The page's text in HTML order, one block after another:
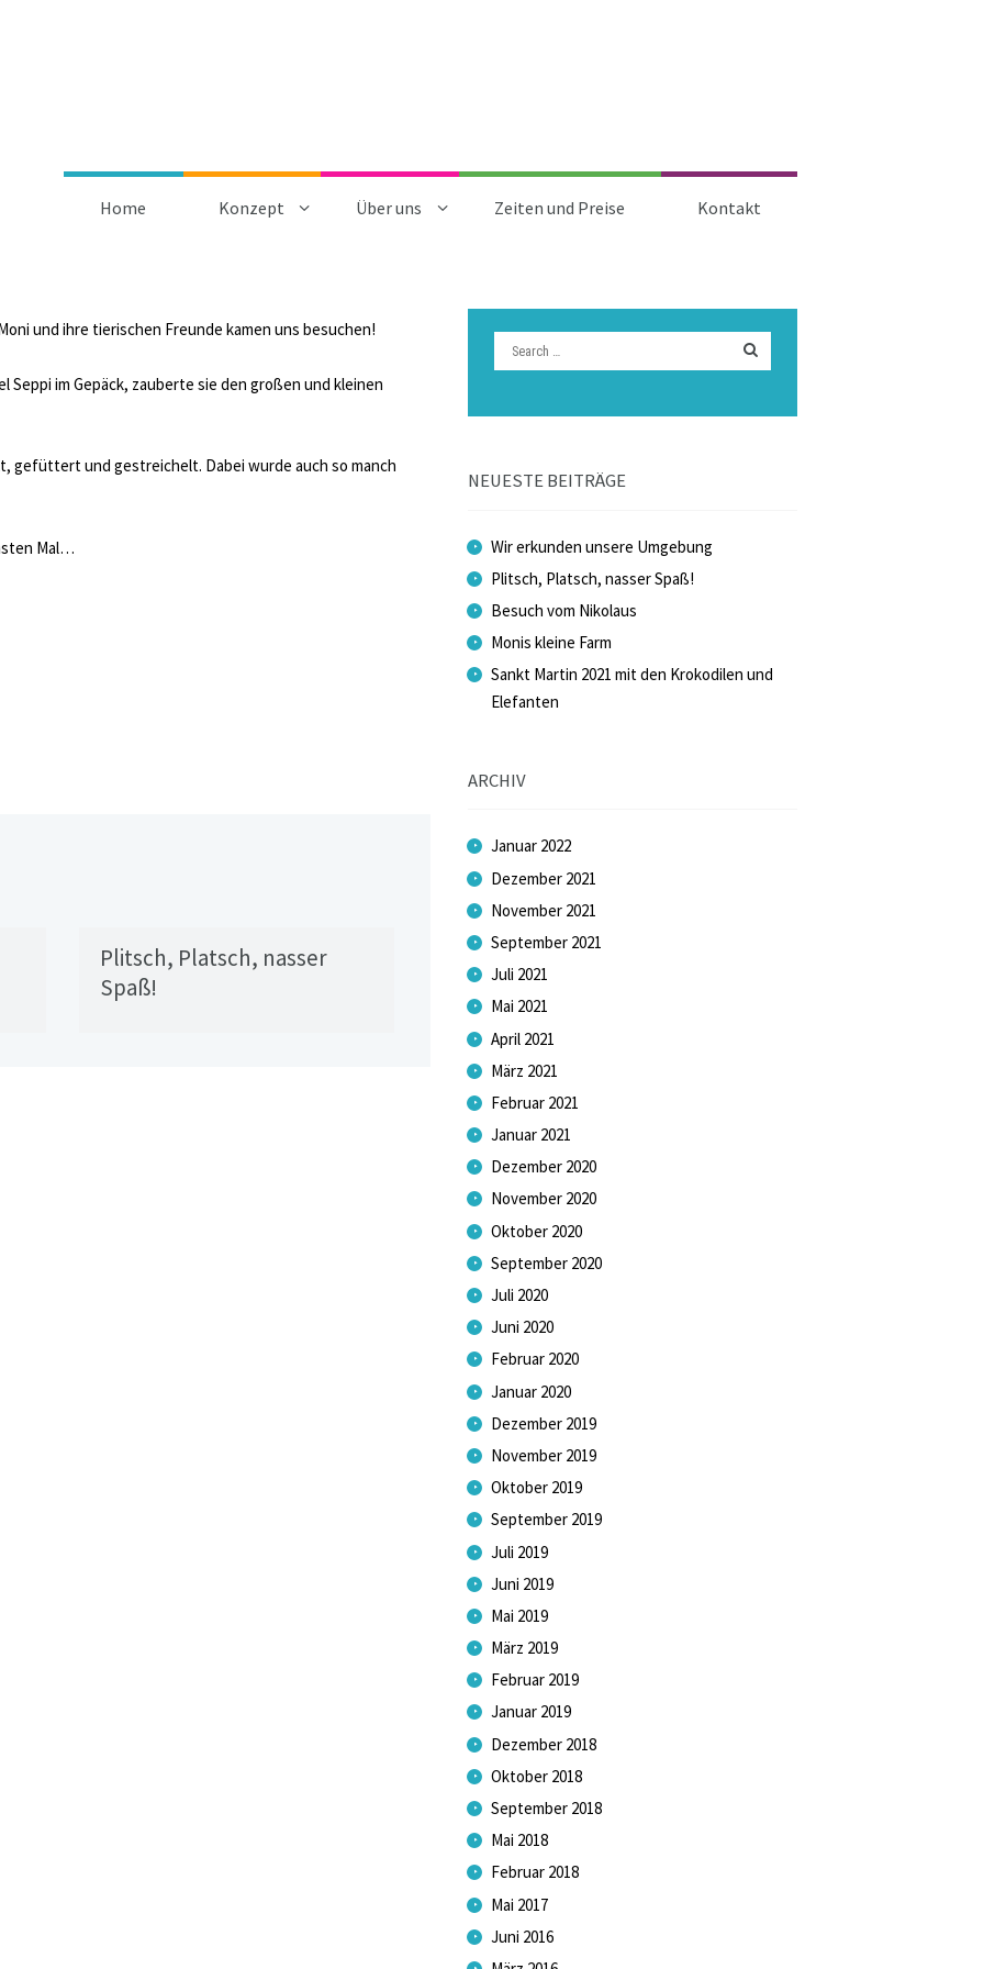
Home Konzept Über uns Zeiten und Preise Kontakt
und ihre tierischen Freunde kamen uns besuchen!
Seppi im Gepäck, zauberte sie den großen und kleinen
gefüttert und gestreichelt. Dabei wurde auch so manch
Mal…
Plitsch, Platsch, nasser
Spaß!
NEUESTE BEITRÄGE
Wir erkunden unsere Umgebung
Plitsch, Platsch, nasser Spaß!
Besuch vom Nikolaus
Monis kleine Farm
Sankt Martin 2021 mit den Krokodilen und
Elefanten
ARCHIV
Januar 2022
Dezember 2021
November 2021
September 2021
Juli 2021
Mai 2021
April 2021
März 2021
Februar 2021
Januar 2021
Dezember 2020
November 2020
Oktober 2020
September 2020
Juli 2020
Juni 2020
Februar 2020
Januar 2020
Dezember 2019
November 2019
Oktober 2019
September 2019
Juli 2019
Juni 2019
Mai 2019
März 2019
Februar 2019
Januar 2019
Dezember 2018
Oktober 2018
September 2018
Mai 2018
Februar 2018
Mai 2017
Juni 2016